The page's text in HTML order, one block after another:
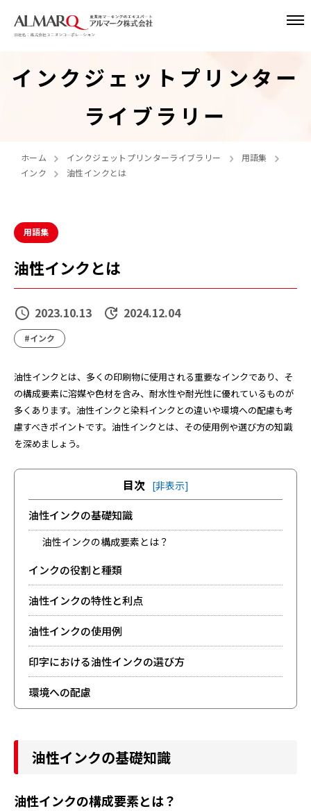
インクジェットプリンター
ライブラリー
ホーム インクジェットプリンターライブラリー
用語集
インク
油性インクとは
用語集
油性インクとは
2023.10.13 2024.12.04
#インク
油性インクとは、多くの印刷物に使用される重要なインクであり、そ
の構成要素に溶媒や色材を含み、耐水性や耐光性に優れているものが
多くあります。油性インクと染料インクとの違いや環境への配慮も考
慮すべきポイントです。油性インクとは、その使用例や選び方の知識
を深めましょう。
目次 [非表示]
油性インクの基礎知識
油性インクの構成要素とは？
インクの役割と種類
油性インクの特性と利点
油性インクの使用例
印字における油性インクの選び方
環境への配慮
油性インクの基礎知識
油性インクの構成要素とは？